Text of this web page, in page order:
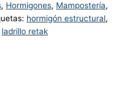
, Hormigones, Mampostería,
hormigón estructural,
ladrillo retak